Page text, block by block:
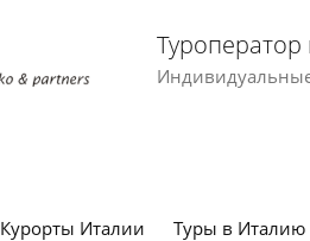
Индивидуальные
Курорты Италии Туры в Италию